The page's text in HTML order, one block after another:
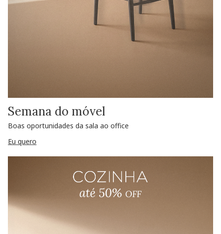
Semana do móvel
Boas oportunidades da sala ao office
Eu quero